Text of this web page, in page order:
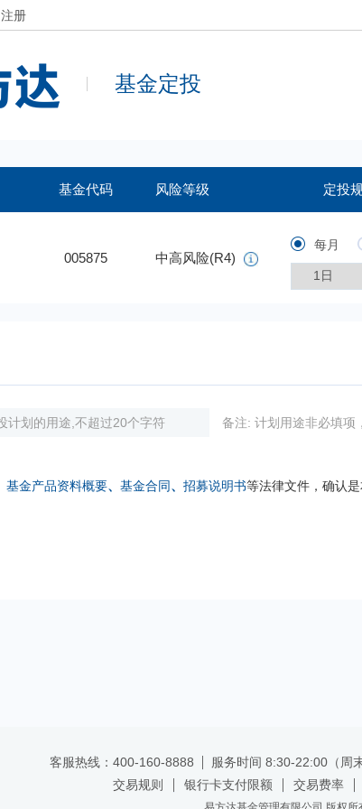
注册
基金定投
基金代码 风险等级 定投
005875 中高风险(R4)
每月
备注: 计划用途非必填项
基金产品资料概要、 基金合同、 招募说明书等法律文件，确认
客服热线：400-160-8888 服务时间 8:30-22:00（周
交易规则
银行卡支付限额 交易费率